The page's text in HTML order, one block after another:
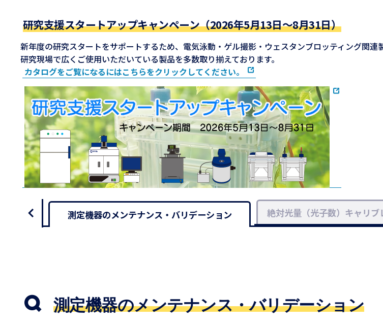
研究支援スタートアップキャンペーン（2026年5月13日～8月31日）
新年度の研究スタートをサポートするため、電気泳動・ゲル撮影・ウェスタンブロッティング関連
研究現場で広くご使用いただいている製品を多数取り揃えております。
カタログをご覧になるにはこちらをクリックしてください。
測定機器のメンテナンス・バリデーション 絶対光量（光子数）キャリブ
測定機器のメンテナンス・バリデーション